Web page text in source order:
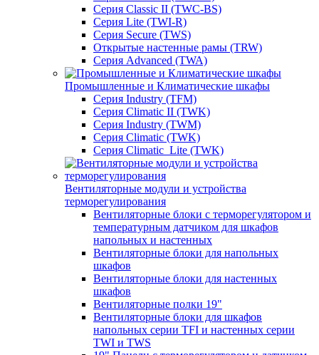
Серия Classic II (TWC-BS)
Серия Lite (TWI-R)
Серия Secure (TWS)
Открытые настенные рамы (TRW)
Серия Advanced (TWA)
Промышленные и Климатические шкафы
Серия Industry (TFM)
Серия Climatic II (TWK)
Серия Industry (TWM)
Серия Climatic (TWK)
Серия Climatic_Lite (TWK)
Вентиляторные модули и устройства
терморегулирования
Вентиляторные блоки с терморегулятором и
температурным датчиком для шкафов
напольных и настенных
Вентиляторные блоки для напольных
шкафов
Вентиляторные блоки для настенных
шкафов
Вентиляторные полки 19"
Вентиляторные блоки для шкафов
напольных серии TFI и настенных серии
TWI и TWS